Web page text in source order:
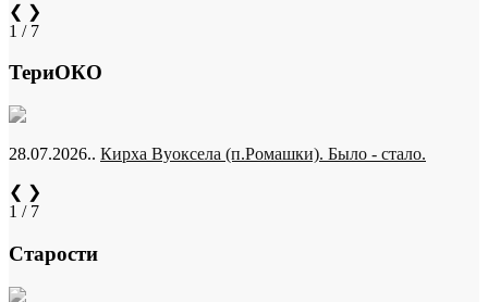
❮ ❯
1 / 7
ТериОКО
28.07.2026.. Кирха Вуоксела (п.Ромашки). Было - стало.
❮ ❯
1 / 7
Старости